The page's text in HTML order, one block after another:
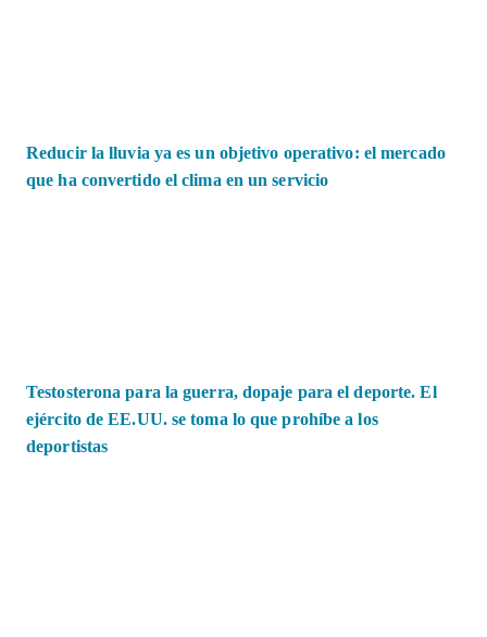
Reducir la lluvia ya es un objetivo operativo: el mercado
que ha convertido el clima en un servicio
Testosterona para la guerra, dopaje para el deporte. El
ejército de EE.UU. se toma lo que prohíbe a los
deportistas